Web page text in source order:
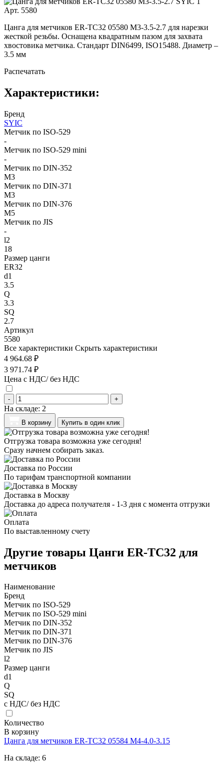
Арт. 5580
Цанга для метчиков ER-TC32 05580 M3-3.5-2.7 для нарезки
жесткой резьбы. Оснащена квадратным пазом для захвата
хвостовика метчика. Стандарт DIN6499, ISO15488. Диаметр –
3.5 мм
Распечатать
Характеристики:
Бренд
SYIC
Метчик по ISO-529
-
Метчик по ISO-529 mini
-
Метчик по DIN-352
M3
Метчик по DIN-371
M3
Метчик по DIN-376
M5
Метчик по JIS
-
l2
18
Размер цанги
ER32
d1
3.5
Q
3.3
SQ
2.7
Артикул
5580
Все характеристики Скрыть характеристики
4 964.68 ₽
3 971.74 ₽
Цена с НДС/ без НДС
- +
На складе: 2
В корзину Купить в один клик
Отгрузка товара возможна уже сегодня!
Сразу начнем собирать заказ.
Доставка по России
По тарифам транспортной компании
Доставка в Москву
Доставка до адреса получателя - 1-3 дня с момента отгрузки
Оплата
По выставленному счету
Другие товары Цанги ER-TC32 для
метчиков
Наименование
Бренд
Метчик по ISO-529
Метчик по ISO-529 mini
Метчик по DIN-352
Метчик по DIN-371
Метчик по DIN-376
Метчик по JIS
l2
Размер цанги
d1
Q
SQ
с НДС/ без НДС
Количество
В корзину
Цанга для метчиков ER-TC32 05584 M4-4.0-3.15
На складе: 6